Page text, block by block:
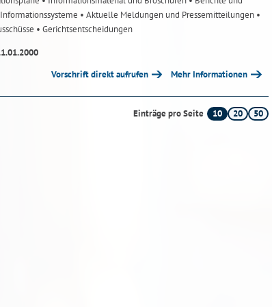
• Aktuelle Meldungen und Pressemitteilungen •
• Gerichtsentscheidungen
Vorschrift direkt aufrufen Mehr Informationen
Einträge pro Seite 10 20 50